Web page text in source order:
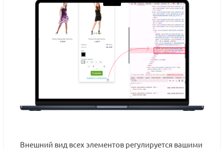
Внешний вид всех элементов регулируется вашими